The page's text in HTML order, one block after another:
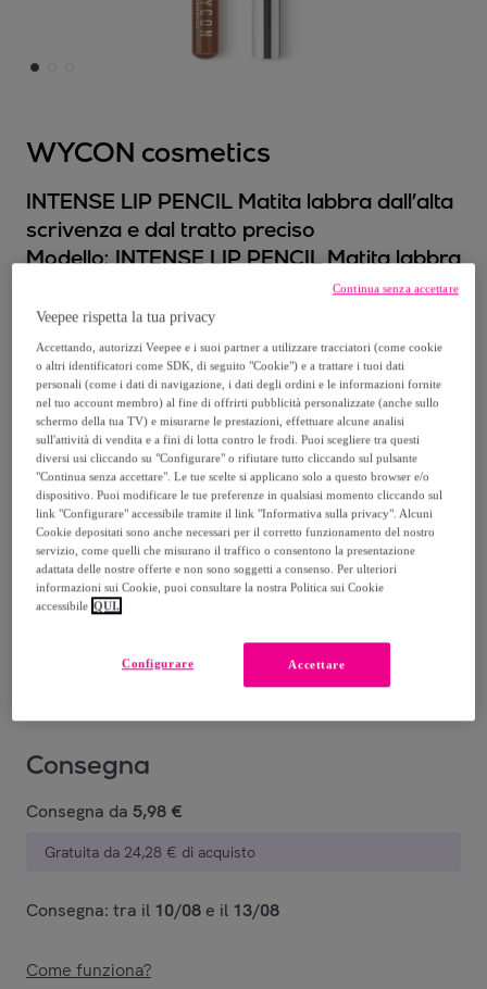
WYCON cosmetics
INTENSE LIP PENCIL Matita labbra dall’alta
scrivenza e dal tratto preciso
Modello: INTENSE LIP PENCIL Matita labbra
dall’alta scrivenza e dal tratto preciso
2,90 €
4,90 €
-40%
54 MAUVE
87 CANDY
APPLE
48 DARK
NUDE
04 PINK
MAUVE
76 NUDE
CHESTNUT
WYCON cosmetics
Consegna
Consegna da 5,98 €
Gratuita da 24,28 € di acquisto
Consegna: tra il 10/08 e il 13/08
Come funziona?
Veepee rispetta la tua privacy
Accettando, autorizzi Veepee e i suoi partner a utilizzare tracciatori (come cookie
o altri identificatori come SDK, di seguito "Cookie") e a trattare i tuoi dati
personali (come i dati di navigazione, i dati degli ordini e le informazioni fornite
nel tuo account membro) al fine di offrirti pubblicità personalizzate (anche sullo
schermo della tua TV) e misurarne le prestazioni, effettuare alcune analisi
sull'attività di vendita e a fini di lotta contro le frodi. Puoi scegliere tra questi
diversi usi cliccando su "Configurare" o rifiutare tutto cliccando sul pulsante
"Continua senza accettare". Le tue scelte si applicano solo a questo browser e/o
dispositivo. Puoi modificare le tue preferenze in qualsiasi momento cliccando sul
link "Configurare" accessibile tramite il link "Informativa sulla privacy". Alcuni
Cookie depositati sono anche necessari per il corretto funzionamento del nostro
servizio, come quelli che misurano il traffico o consentono la presentazione
adattata delle nostre offerte e non sono soggetti a consenso. Per ulteriori
informazioni sui Cookie, puoi consultare la nostra Politica sui Cookie
accessibile QUI.
Accettare
Configurare
Continua senza accettare